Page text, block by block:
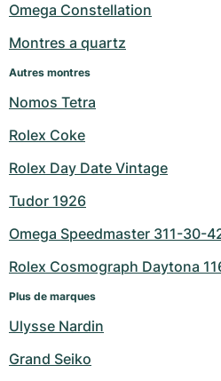
Omega Constellation
Montres a quartz
Autres montres
Nomos Tetra
Rolex Coke
Rolex Day Date Vintage
Tudor 1926
Omega Speedmaster 311-30-
Rolex Cosmograph Daytona
Plus de marques
Ulysse Nardin
Grand Seiko